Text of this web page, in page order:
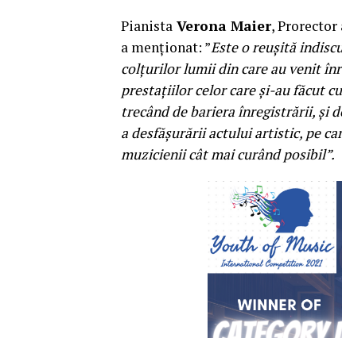
Pianista Verona Maier,
a menționat: ”Este o reușită
colțurilor lumii din care au venit
prestațiilor celor care și-au făcut
trecând de bariera înregistrării, și
a desfășurării actului artistic, pe
muzicienii cât mai curând posibil”.